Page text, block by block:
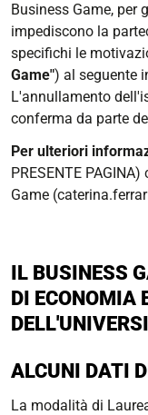
Business Game, per
impediscono la
specifichi le
Game") al seguente
L'annullamento
conferma da parte
Per ulteriori
PRESENTE
Game
IL BUSINESS
DI ECONOMIA
ALCUNI DATI
La modalità di